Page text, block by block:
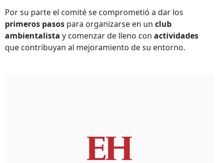
Por su parte el comité se comprometió a dar los
primeros pasos para organizarse en un club
ambientalista y comenzar de lleno con actividades
que contribuyan al mejoramiento de su entorno.